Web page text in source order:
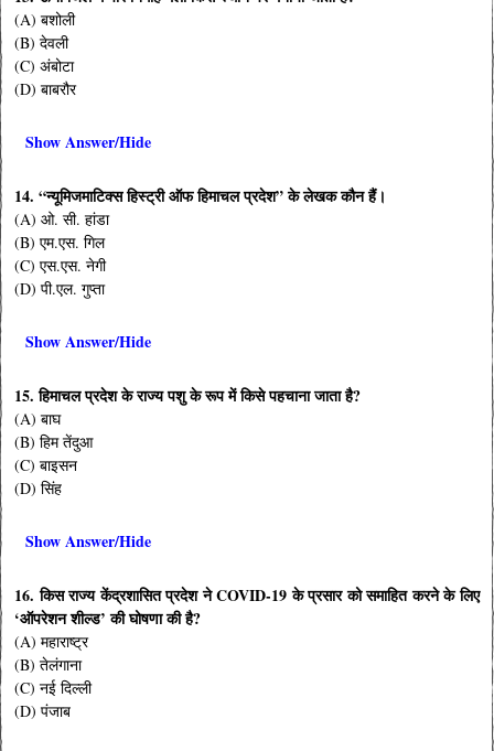
(A) बशोली
(B) देवली
(C) अंबोटा
(D) बाबरौर
Show Answer/Hide
14. “न्यूमिजमाटिक्स हिस्ट्री ऑफ हिमाचल प्रदेश” के लेखक कौन हैं।
(A) ओ. सी. हांडा
(B) एम.एस. गिल
(C) एस.एस. नेगी
(D) पी.एल. गुप्ता
Show Answer/Hide
15. हिमाचल प्रदेश के राज्य पशु के रूप में किसे पहचाना जाता है?
(A) बाघ
(B) हिम तेंदुआ
(C) बाइसन
(D) सिंह
Show Answer/Hide
16. किस राज्य केंद्रशासित प्रदेश ने COVID-19 के प्रसार को समाहित करने के लिए
‘ऑपरेशन शील्ड’ की घोषणा की है?
(A) महाराष्ट्र
(B) तेलंगाना
(C) नई दिल्ली
(D) पंजाब